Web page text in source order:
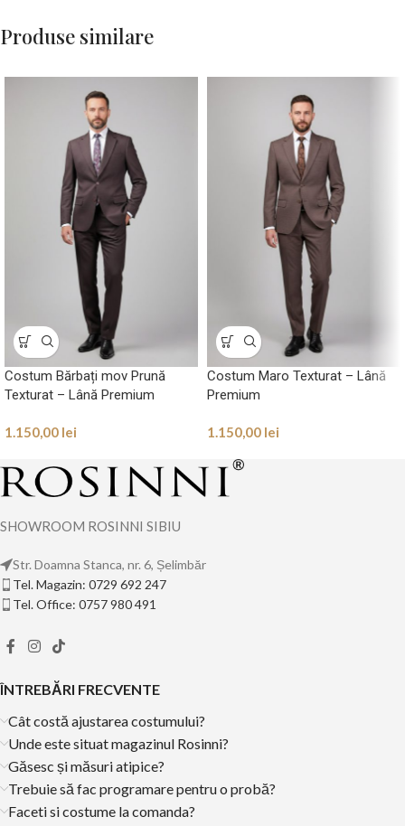
Produse similare
Costum Bărbați mov Prună
Texturat – Lână Premium
1.150,00 lei
Costum Maro Texturat – Lână
Premium
1.150,00 lei
SHOWROOM ROSINNI SIBIU
Str. Doamna Stanca, nr. 6, Șelimbăr
Tel. Magazin: 0729 692 247
Tel. Office: 0757 980 491
ÎNTREBĂRI FRECVENTE
Cât costă ajustarea costumului?
Unde este situat magazinul Rosinni?
Găsesc și măsuri atipice?
Trebuie să fac programare pentru o probă?
Faceti si costume la comanda?